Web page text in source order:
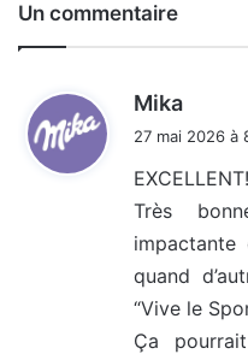
Un commentaire
Mika
27 mai 2026 à
EXCELLENT!
Très
quand
“Vive le
Ça